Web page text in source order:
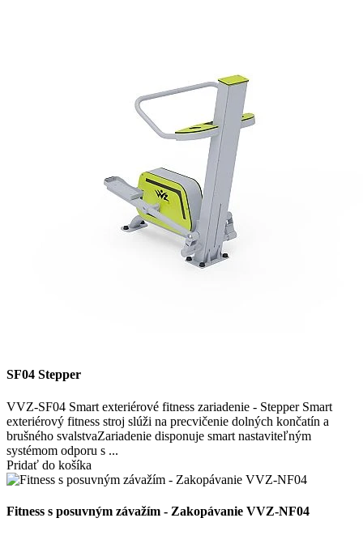
SF04 Stepper
VVZ-SF04 Smart exteriérové fitness zariadenie - Stepper Smart
exteriérový fitness stroj slúži na precvičenie dolných končatín a
brušného svalstvaZariadenie disponuje smart nastaviteľným
systémom odporu s ...
Pridať do košíka
Fitness s posuvným závažím - Zakopávanie VVZ-NF04